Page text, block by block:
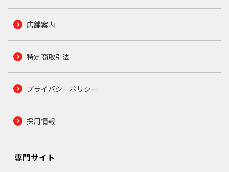
店舗案内
特定商取引法
プライバシーポリシー
採用情報
専門サイト